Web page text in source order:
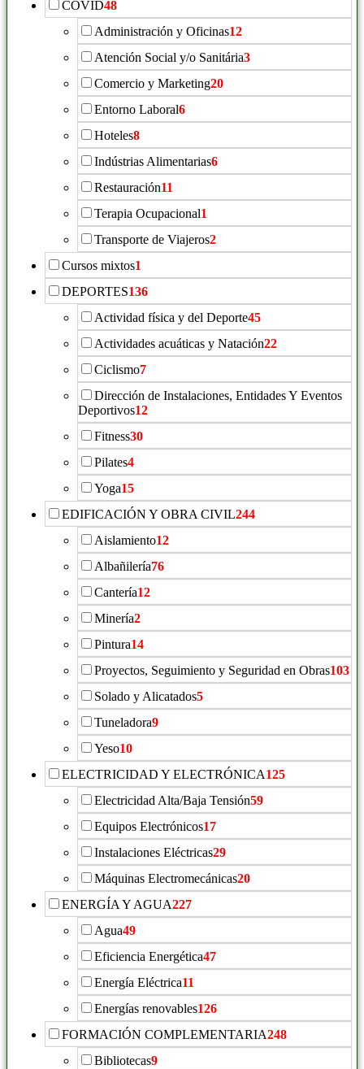
COVID48
Administración y Oficinas12
Atención Social y/o Sanitária3
Comercio y Marketing20
Entorno Laboral6
Hoteles8
Indústrias Alimentarias6
Restauración11
Terapia Ocupacional1
Transporte de Viajeros2
Cursos mixtos1
DEPORTES136
Actividad física y del Deporte45
Actividades acuáticas y Natación22
Ciclismo7
Dirección de Instalaciones, Entidades Y Eventos
Deportivos12
Fitness30
Pilates4
Yoga15
EDIFICACIÓN Y OBRA CIVIL244
Aislamiento12
Albañilería76
Cantería12
Minería2
Pintura14
Proyectos, Seguimiento y Seguridad en Obras103
Solado y Alicatados5
Tuneladora9
Yeso10
ELECTRICIDAD Y ELECTRÓNICA125
Electricidad Alta/Baja Tensión59
Equipos Electrónicos17
Instalaciones Eléctricas29
Máquinas Electromecánicas20
ENERGÍA Y AGUA227
Agua49
Eficiencia Energética47
Energía Eléctrica11
Energías renovables126
FORMACIÓN COMPLEMENTARIA248
Bibliotecas9